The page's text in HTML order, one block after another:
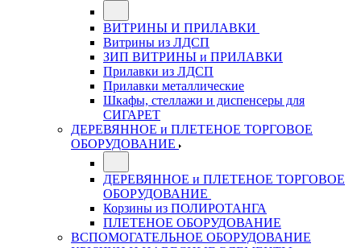
ВИТРИНЫ И ПРИЛАВКИ
Витрины из ЛДСП
ЗИП ВИТРИНЫ и ПРИЛАВКИ
Прилавки из ЛДСП
Прилавки металлические
Шкафы, стеллажи и диспенсеры для
СИГАРЕТ
ДЕРЕВЯННОЕ и ПЛЕТЕНОЕ ТОРГОВОЕ
ОБОРУДОВАНИЕ
ДЕРЕВЯННОЕ и ПЛЕТЕНОЕ ТОРГОВОЕ
ОБОРУДОВАНИЕ
Корзины из ПОЛИРОТАНГА
ПЛЕТЕНОЕ ОБОРУДОВАНИЕ
ВСПОМОГАТЕЛЬНОЕ ОБОРУДОВАНИЕ